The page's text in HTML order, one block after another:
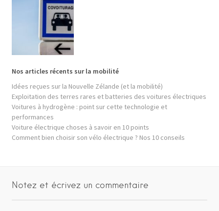
Nos articles récents sur la mobilité
Idées reçues sur la Nouvelle Zélande (et la mobilité)
Exploitation des terres rares et batteries des voitures électriques
Voitures à hydrogène : point sur cette technologie et
performances
Voiture électrique choses à savoir en 10 points
Comment bien choisir son vélo électrique ? Nos 10 conseils
Notez et écrivez un commentaire